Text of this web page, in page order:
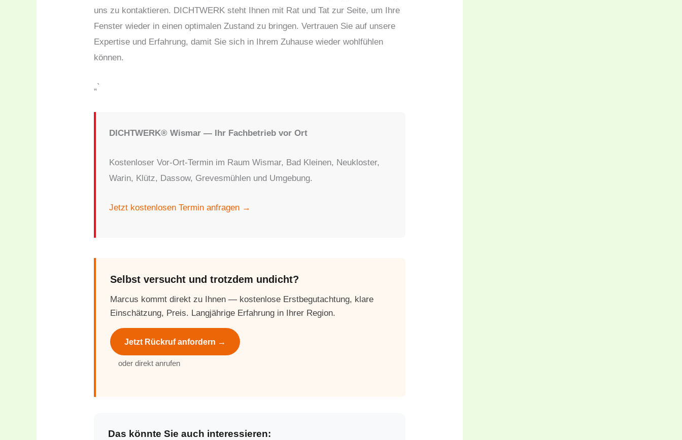
uns zu kontaktieren. DICHTWERK steht Ihnen mit Rat und Tat zur Seite, um Ihre
Fenster wieder in einen optimalen Zustand zu bringen. Vertrauen Sie auf unsere
Expertise und Erfahrung, damit Sie sich in Ihrem Zuhause wieder wohlfühlen
können.
„`
DICHTWERK® Wismar — Ihr Fachbetrieb vor Ort
Kostenloser Vor-Ort-Termin im Raum Wismar, Bad Kleinen, Neukloster,
Warin, Klütz, Dassow, Grevesmühlen und Umgebung.
Jetzt kostenlosen Termin anfragen →
Selbst versucht und trotzdem undicht?
Marcus kommt direkt zu Ihnen — kostenlose Erstbegutachtung, klare
Einschätzung, Preis. Langjährige Erfahrung in Ihrer Region.
Jetzt Rückruf anfordern →
oder direkt anrufen
Das könnte Sie auch interessieren: